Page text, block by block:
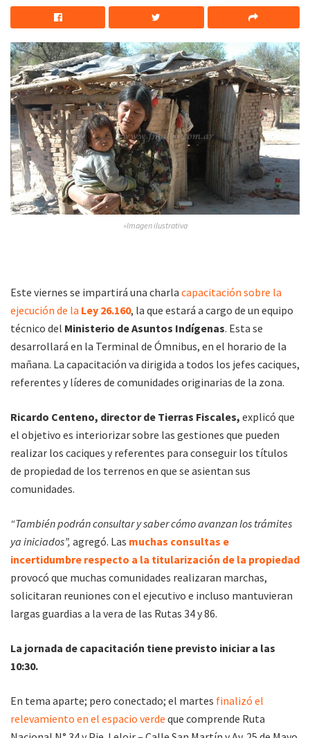
»Imagen ilustrativa
Este viernes se impartirá una charla capacitación sobre la
ejecución de la Ley 26.160, la que estará a cargo de un equipo
técnico del Ministerio de Asuntos Indígenas. Esta se
desarrollará en la Terminal de Ómnibus, en el horario de la
mañana. La capacitación va dirigida a todos los jefes caciques,
referentes y líderes de comunidades originarias de la zona.
Ricardo Centeno, director de Tierras Fiscales, explicó que
el objetivo es interiorizar sobre las gestiones que pueden
realizar los caciques y referentes para conseguir los títulos
de propiedad de los terrenos en que se asientan sus
comunidades.
“También podrán consultar y saber cómo avanzan los trámites
ya iniciados”, agregó. Las muchas consultas e
incertidumbre respecto a la titularización de la propiedad
provocó que muchas comunidades realizaran marchas,
solicitaran reuniones con el ejecutivo e incluso mantuvieran
largas guardias a la vera de las Rutas 34 y 86.
La jornada de capacitación tiene previsto iniciar a las
10:30.
En tema aparte; pero conectado; el martes finalizó el
relevamiento en el espacio verde que comprende Ruta